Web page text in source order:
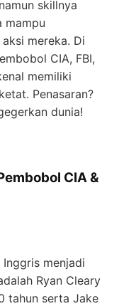
skillnya
mampu
mereka. Di
CIA, FBI,
memiliki
Penasaran?
dunia!
CIA &
Inggris menjadi
Ryan Cleary
tahun serta Jake